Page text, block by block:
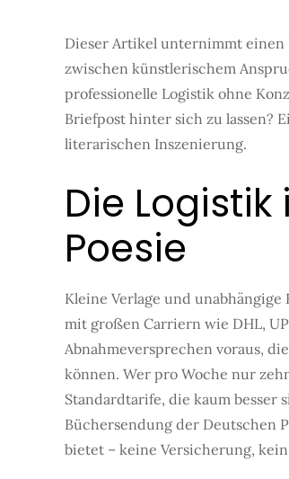
Dieser Artikel unternimmt einen
zwischen künstlerischem
professionelle Logistik ohne
Briefpost hinter sich zu lassen?
literarischen Inszenierung.
Die
Poesie
Kleine Verlage und
mit großen Carriern wie DHL,
Abnahmeversprechen voraus,
können. Wer pro Woche nur
Standardtarife, die kaum besser
Büchersendung der Deutschen
bietet – keine Versicherung,